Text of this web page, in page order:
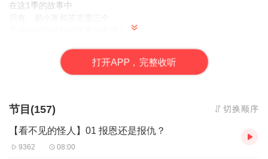
在这1季的故事中
音频原著系列图书《少年贝奇》（徐然 著）已同步上市
打开APP，完整收听
节目(157) 切换顺序
【看不见的怪人】01 报恩还是报仇？
9362 08:00